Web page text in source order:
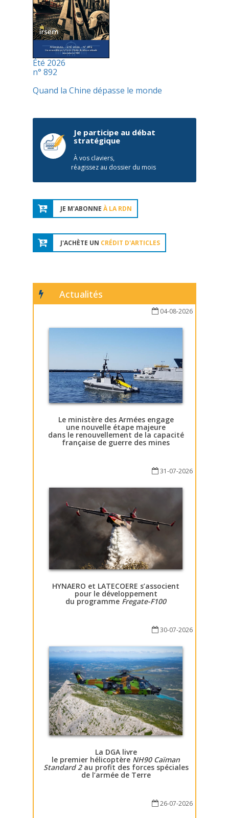
Été 2026
n° 892
Quand la Chine dépasse le monde
Je participe au débat
stratégique
À vos claviers,
réagissez au dossier du mois
JE M'ABONNE À LA RDN
J'ACHÈTE UN CRÉDIT D'ARTICLES
Actualités
04-08-2026
Le ministère des Armées engage
une nouvelle étape majeure
dans le renouvellement de la capacité
française de guerre des mines
31-07-2026
HYNAERO et LATECOERE s’associent
pour le développement
du programme Fregate-F100
30-07-2026
La DGA livre
le premier hélicoptère NH90 Caïman
Standard 2au profit des forces spéciales
de l’armée de Terre
26-07-2026